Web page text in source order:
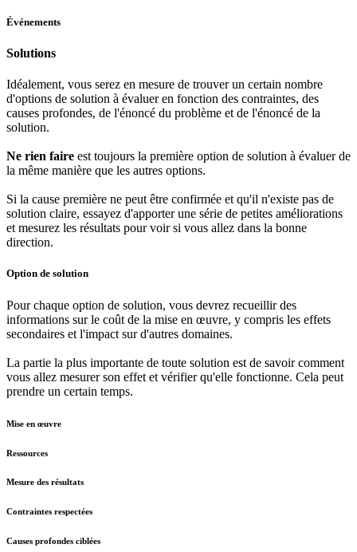
Événements
Solutions
Idéalement, vous serez en mesure de trouver un certain nombre
d'options de solution à évaluer en fonction des contraintes, des
causes profondes, de l'énoncé du problème et de l'énoncé de la
solution.
Ne rien faire est toujours la première option de solution à évaluer de
la même manière que les autres options.
Si la cause première ne peut être confirmée et qu'il n'existe pas de
solution claire, essayez d'apporter une série de petites améliorations
et mesurez les résultats pour voir si vous allez dans la bonne
direction.
Option de solution
Pour chaque option de solution, vous devrez recueillir des
informations sur le coût de la mise en œuvre, y compris les effets
secondaires et l'impact sur d'autres domaines.
La partie la plus importante de toute solution est de savoir comment
vous allez mesurer son effet et vérifier qu'elle fonctionne. Cela peut
prendre un certain temps.
Mise en œuvre
Ressources
Mesure des résultats
Contraintes respectées
Causes profondes ciblées